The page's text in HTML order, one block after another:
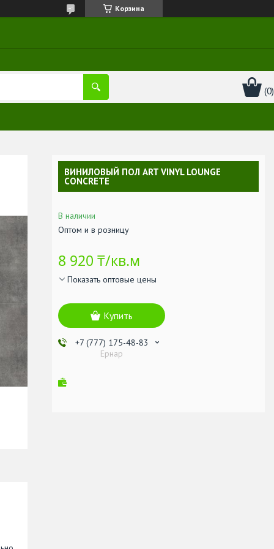
Корзина
ВИНИЛОВЫЙ ПОЛ ART VINYL LOUNGE
CONCRETE
В наличии
Оптом и в розницу
8 920 ₸/кв.м
Показать оптовые цены
Купить
+7 (777) 175-48-83
Ернар